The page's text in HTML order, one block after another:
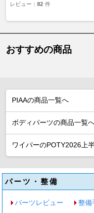
レビュー： 82 件
おすすめの商品
PIAAの商品一覧へ
ボディパーツの商品一覧
ワイパーのPOTY2026上
パーツ・整備
パーツレビュー 整備